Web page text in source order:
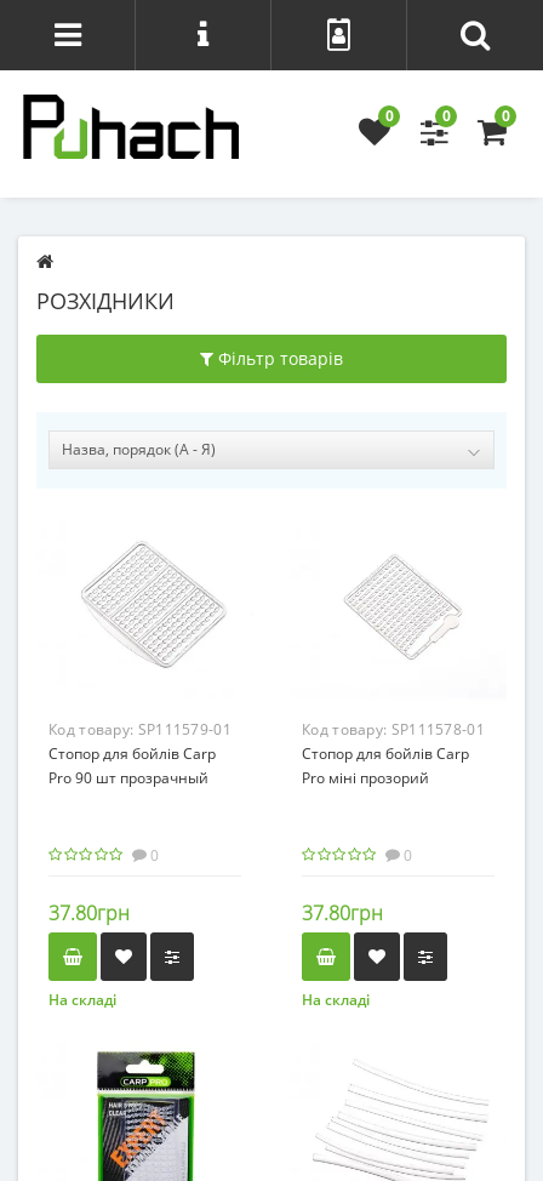
0 0 0
РОЗХІДНИКИ
Фільтр товарів
Код товару: SP111579-01
Стопор для бойлів Carp
Pro 90 шт прозрачный
0
37.80грн
На складі
Код товару: SP111578-01
Стопор для бойлів Carp
Pro міні прозорий
0
37.80грн
На складі